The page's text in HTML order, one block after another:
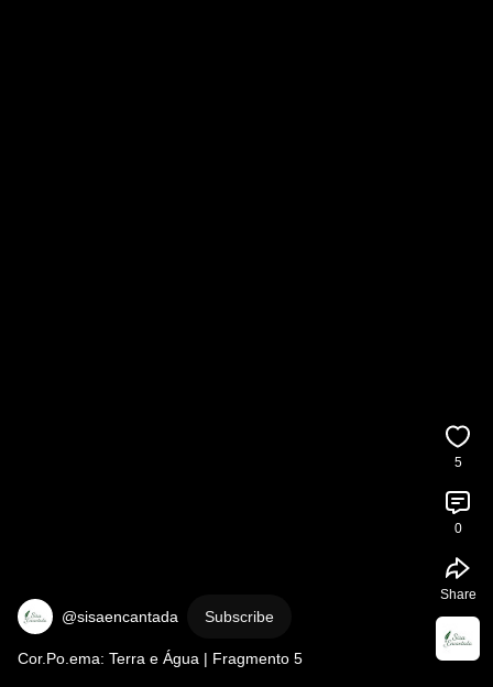
@sisaencantada Subscribe
Cor.Po.ema: Terra e Água | Fragmento 5
5
0
Share